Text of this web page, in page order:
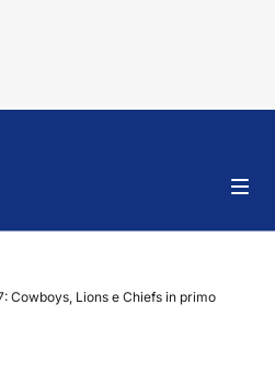
Cowboys, Lions e Chiefs in primo